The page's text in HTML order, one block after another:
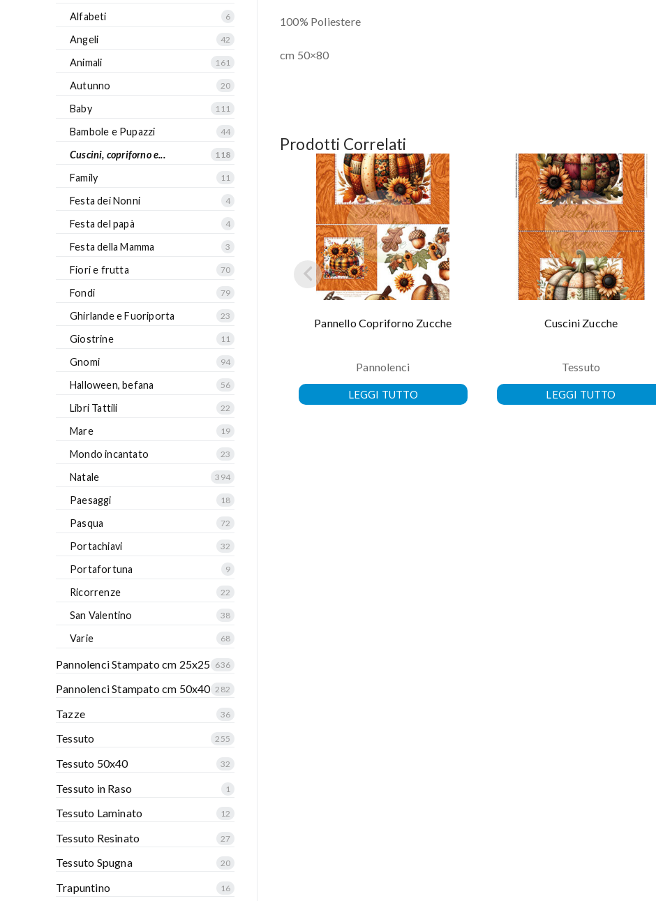
100% Poliestere
cm 50×80
Prodotti Correlati
Pannello Copriforno Zucche
Pannolenci
LEGGI TUTTO
Cuscini Zucche
Tessuto
LEGGI TUTTO
Alfabeti 6
Angeli 42
Animali 161
Autunno 20
Baby 111
Bambole e Pupazzi 44
Cuscini, copriforno e... 118
Family 11
Festa dei Nonni 4
Festa del papà 4
Festa della Mamma 3
Fiori e frutta 70
Fondi 79
Ghirlande e Fuoriporta 23
Giostrine 11
Gnomi 94
Halloween, befana 56
Libri Tattili 22
Mare 19
Mondo incantato 23
Natale 394
Paesaggi 18
Pasqua 72
Portachiavi 32
Portafortuna 9
Ricorrenze 22
San Valentino 38
Varie 68
Pannolenci Stampato cm 25x25 636
Pannolenci Stampato cm 50x40 282
Tazze 36
Tessuto 255
Tessuto 50x40 32
Tessuto in Raso 1
Tessuto Laminato 12
Tessuto Resinato 27
Tessuto Spugna 20
Trapuntino 16